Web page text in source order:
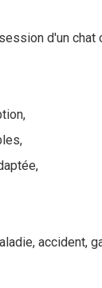
d'un chat
accident,